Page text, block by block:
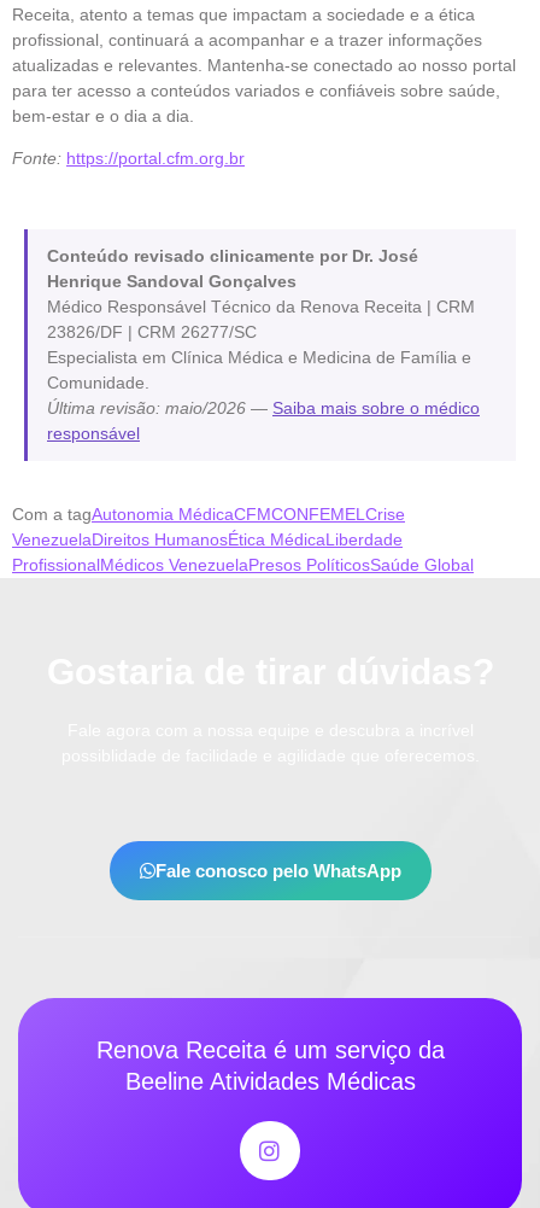
Receita, atento a temas que impactam a sociedade e a ética
profissional, continuará a acompanhar e a trazer informações
atualizadas e relevantes. Mantenha-se conectado ao nosso portal
para ter acesso a conteúdos variados e confiáveis sobre saúde,
bem-estar e o dia a dia.
Fonte: https://portal.cfm.org.br
Conteúdo revisado clinicamente por Dr. José
Henrique Sandoval Gonçalves
Médico Responsável Técnico da Renova Receita | CRM
23826/DF | CRM 26277/SC
Especialista em Clínica Médica e Medicina de Família e
Comunidade.
Última revisão: maio/2026 — Saiba mais sobre o médico
responsável
Com a tagAutonomia MédicaCFMCONFEMELCrise
VenezuelaDireitos HumanosÉtica MédicaLiberdade
ProfissionalMédicos VenezuelaPresos PolíticosSaúde Global
Fale conosco pelo WhatsApp
Renova Receita é um serviço da
Beeline Atividades Médicas